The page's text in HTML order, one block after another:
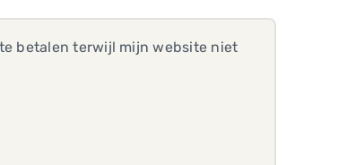
betalen terwijl mijn website niet